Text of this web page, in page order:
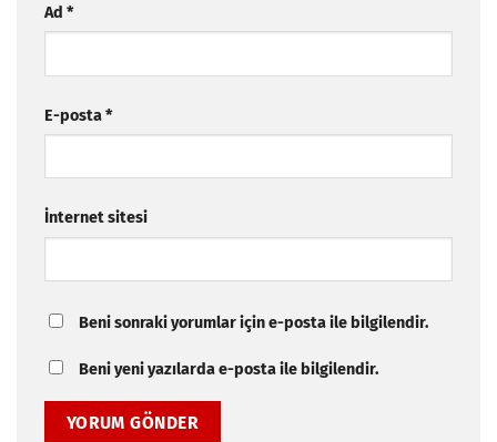
Ad *
E-posta*
İnternet sitesi
Beni sonraki yorumlar için e-posta ile bilgilendir.
Beni yeni yazılarda e-posta ile bilgilendir.